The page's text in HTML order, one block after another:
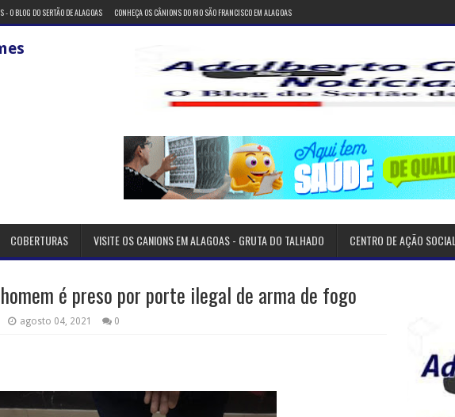
- O BLOG DO SERTÃO DE ALAGOAS CONHEÇA OS CÂNIONS DO RIO SÃO FRANCISCO EM ALAGOAS
COBERTURAS VISITE OS CANIONS EM ALAGOAS - GRUTA DO TALHADO CENTRO DE AÇÃO SOCIAL
é preso por porte ilegal de arma de fogo
agosto 04, 2021 0